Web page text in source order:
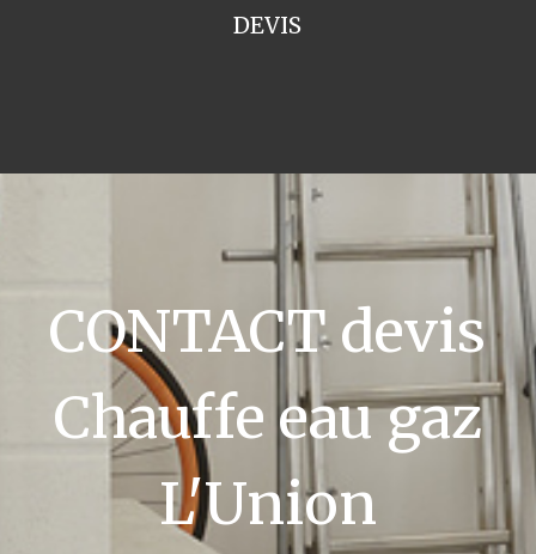
DEVIS
CONTACT devis
Chauffe eau gaz
L'Union